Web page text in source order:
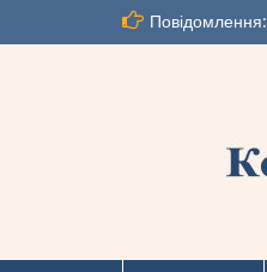
Повідомлення: